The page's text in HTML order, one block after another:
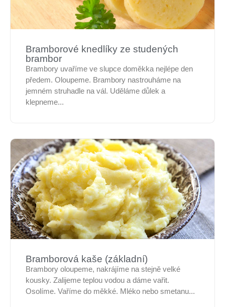
Bramborové knedlíky ze studených
brambor
Brambory uvaříme ve slupce doměkka nejlépe den
předem. Oloupeme. Brambory nastrouháme na
jemném struhadle na vál. Uděláme důlek a
klepneme...
Bramborová kaše (základní)
Brambory oloupeme, nakrájíme na stejně velké
kousky. Zalijeme teplou vodou a dáme vařit.
Osolíme. Vaříme do měkké. Mléko nebo smetanu...